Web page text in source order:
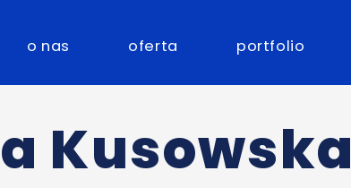
o nas oferta portfolio
Kusowska